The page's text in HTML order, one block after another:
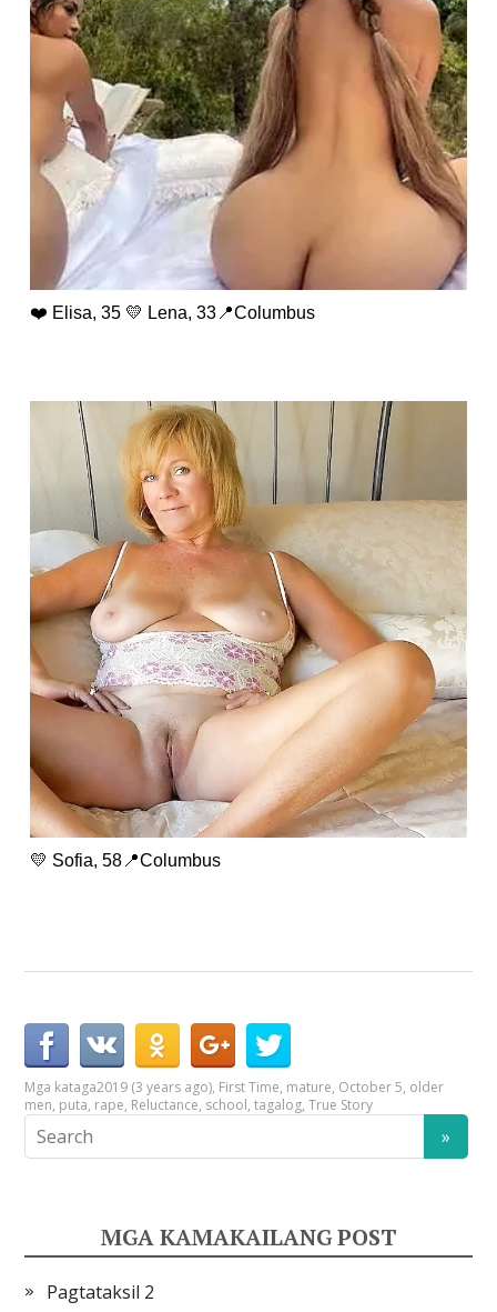
❤️ Elisa, 35 💛 Lena, 33📍Columbus
💛 Sofia, 58📍Columbus
Mga kataga2019 (3 years ago), First Time, mature, October 5, older
men, puta, rape, Reluctance, school,tagalog,True Story
MGA KAMAKAILANG POST
Pagtataksil 2